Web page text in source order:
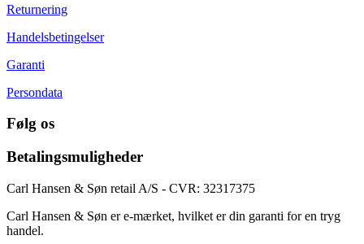
Returnering
Handelsbetingelser
Garanti
Persondata
Følg os
Betalingsmuligheder
Carl Hansen & Søn retail A/S - CVR: 32317375
Carl Hansen & Søn er e-mærket, hvilket er din garanti for en tryg
handel.